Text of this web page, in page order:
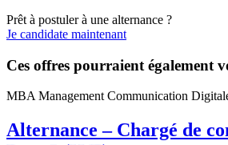
Prêt à postuler à une alternance ?
Je candidate maintenant
Ces offres pourraient également
MBA Management Communication
Alternance – Chargé de